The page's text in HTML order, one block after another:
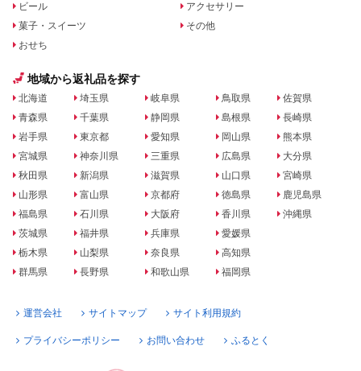
ビール
菓子・スイーツ
おせち
アクセサリー
その他
地域から返礼品を探す
北海道
青森県
岩手県
宮城県
秋田県
山形県
福島県
茨城県
栃木県
群馬県
埼玉県
千葉県
東京都
神奈川県
新潟県
富山県
石川県
福井県
山梨県
長野県
岐阜県
静岡県
愛知県
三重県
滋賀県
京都府
大阪府
兵庫県
奈良県
和歌山県
鳥取県
島根県
岡山県
広島県
山口県
徳島県
香川県
愛媛県
高知県
福岡県
佐賀県
長崎県
熊本県
大分県
宮崎県
鹿児島県
沖縄県
運営会社 サイトマップ サイト利用規約
プライバシーポリシー お問い合わせ ふるとく